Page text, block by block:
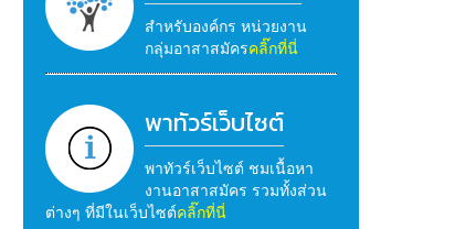
สำหรับองค์กร หน่วยงาน
กลุ่มอาสาสมัครคลิ๊กที่นี่
พาทัวร์เว็บไซต์
พาทัวร์เว็บไซต์ ชมเนื้อหา
งานอาสาสมัคร รวมทั้งส่วน
ต่างๆ ที่มีในเว็บไซต์คลิ๊กที่นี่